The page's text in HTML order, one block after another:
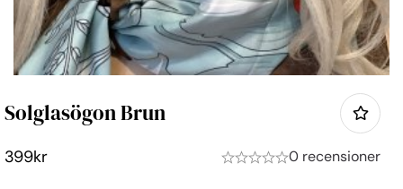
Solglasögon Brun
399kr 0 recensioner